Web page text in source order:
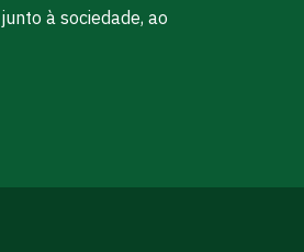
à sociedade, ao